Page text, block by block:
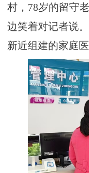
村，78岁的留守
边笑着对记者说
新近组建的家庭